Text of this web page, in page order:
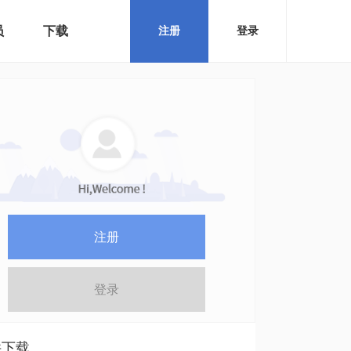
下载 注册 登录
注册
登录
载